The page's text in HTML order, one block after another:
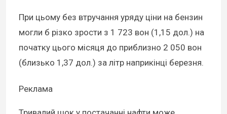
При цьому без втручання уряду ціни на бензин
могли б різко зрости з 1 723 вон (1,15 дол.) на
початку цього місяця до приблизно 2 050 вон
(близько 1,37 дол.) за літр наприкінці березня.
Реклама